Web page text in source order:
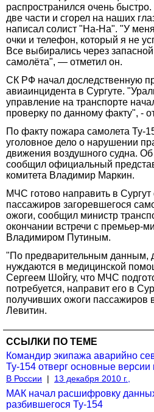
распространился очень
две части и сгорел на наших
написал солист "На-На". "У
очки и телефон, который я не
Все выбирались через
самолёта", — отметил он.
СК РФ начал доследственную
авиаинцидента в Сургуте.
управление на транспорте
проверку по данному факту", -
По факту пожара самолета Ту-
уголовное дело о нарушении
движения воздушного судна.
сообщил официальный
комитета Владимир Маркин.
МЧС готово направить в
пассажиров загоревшегося
ожоги, сообщил министр
окончании встречи с премьер-
Владимиром Путиным.
"По предварительным данным,
нуждаются в медицинской
Сергеем Шойгу, что МЧС
потребуется, направит его в
получивших ожоги пассажиров
Левитин.
ССЫЛКИ ПО ТЕМЕ
Командир экипажа аварийно
Ту-154 отверг основные версии
В России | 13 декабря 2010 г.,
МАК начал расшифровку
разбившегося Ту-154